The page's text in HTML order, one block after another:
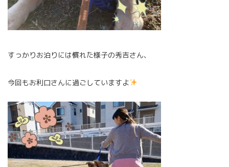
すっかりお泊りには慣れた様子の秀吉さん、
今回もお利口さんに過ごしていますよ